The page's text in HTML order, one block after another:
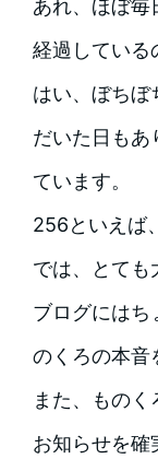
あれ、ほぼ毎
経過している
はい、ぼちぼ
だいた日もあ
ています。
256といえば
では、とても
ブログにはち
のくろの本音
また、もの
お知らせを確